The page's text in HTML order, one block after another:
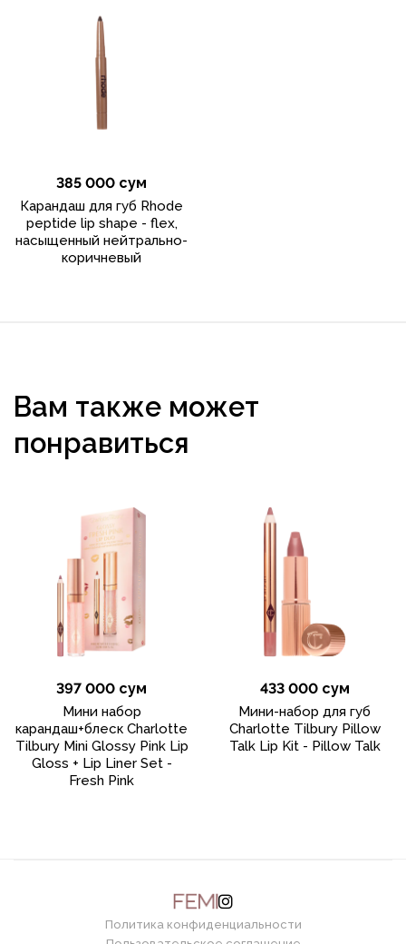
385 000 сум
Карандаш для губ Rhode
peptide lip shape - flex,
насыщенный нейтрально-
коричневый
Вам также может
понравиться
397 000 сум
Мини набор
карандаш+блеск Charlotte
Tilbury Mini Glossy Pink Lip
Gloss + Lip Liner Set -
Fresh Pink
433 000 сум
Мини-набор для губ
Charlotte Tilbury Pillow
Talk Lip Kit - Pillow Talk
Политика конфиденциальности